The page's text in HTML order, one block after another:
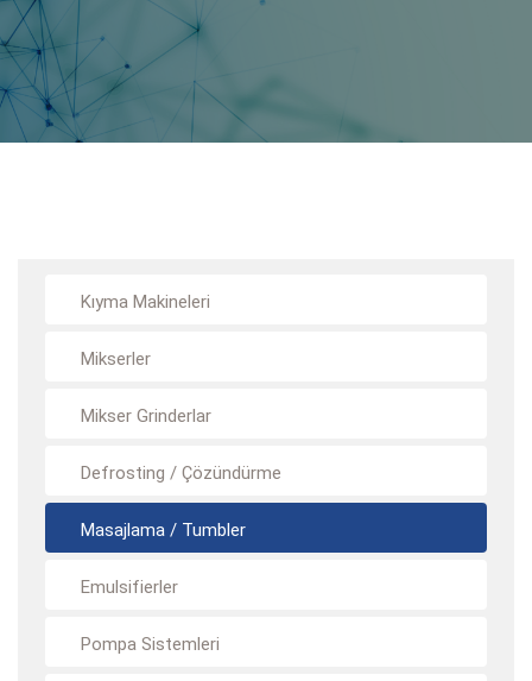
Kıyma Makineleri
Mikserler
Mikser Grinderlar
Defrosting / Çözündürme
Masajlama / Tumbler
Emulsifierler
Pompa Sistemleri